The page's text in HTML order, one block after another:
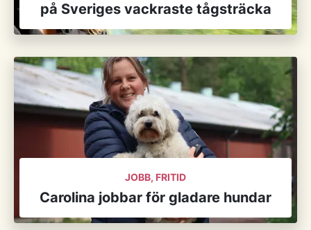
på Sveriges vackraste tågsträcka
JOBB, FRITID
Carolina jobbar för gladare hundar